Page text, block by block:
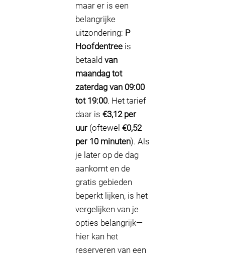
maar er is een
belangrijke
uitzondering: P
Hoofdentree is
betaald van
maandag tot
zaterdag van 09:00
tot 19:00. Het tarief
daar is €3,12 per
uur(oftewel €0,52
per 10 minuten). Als
je later op de dag
aankomt en de
gratis gebieden
beperkt lijken, is het
vergelijken van je
opties belangrijk—
hier kan het
reserveren van een